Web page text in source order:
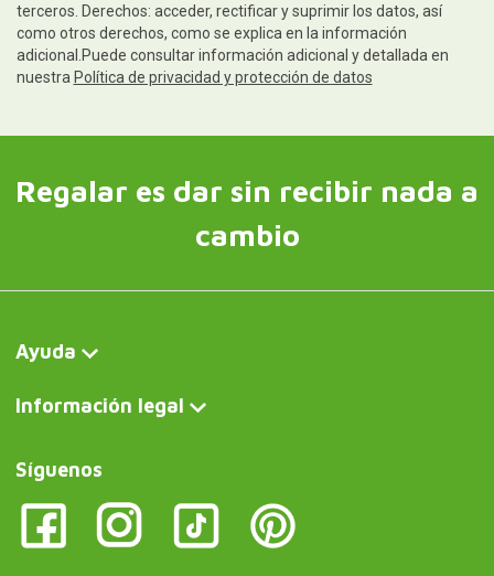
terceros. Derechos: acceder, rectificar y suprimir los datos, así
como otros derechos, como se explica en la información
adicional.Puede consultar información adicional y detallada en
nuestra Política de privacidad y protección de datos
Regalar es dar sin recibir nada a
cambio
Ayuda
Información legal
Síguenos